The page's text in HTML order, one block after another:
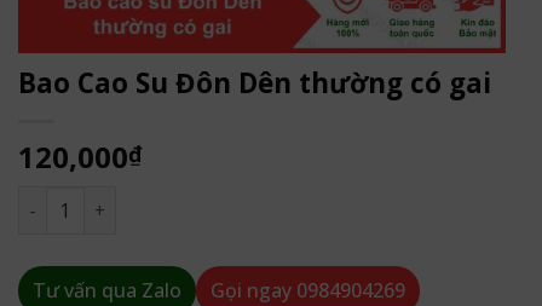
Bao Cao Su Đôn Dên thường có gai
120,000₫
Bao Cao Su Đôn Dên thường có gai số lượng
Tư vấn qua Zalo Gọi ngay 0984904269